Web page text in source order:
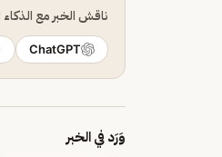
ناقش الخبر مع
ChatGPT
وَرَد في الخبر